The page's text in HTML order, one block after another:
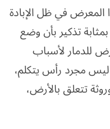
في ظل الإبادة
تذكير بأن وضع
للدمار لأسباب
مجرد رأس يتكلم،
تتعلق بالأرض،